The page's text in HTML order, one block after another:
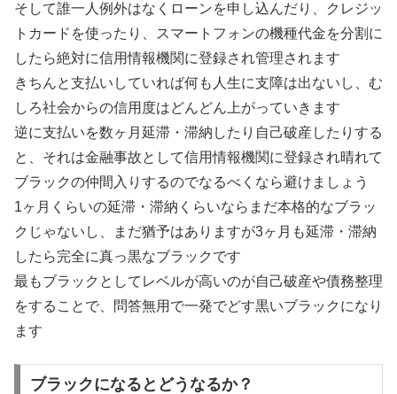
そして誰一人例外はなくローンを申し込んだり、クレジッ
トカードを使ったり、スマートフォンの機種代金を分割に
したら絶対に信用情報機関に登録され管理されます
きちんと支払いしていれば何も人生に支障は出ないし、む
しろ社会からの信用度はどんどん上がっていきます
逆に支払いを数ヶ月延滞・滞納したり自己破産したりする
と、それは金融事故として信用情報機関に登録され晴れて
ブラックの仲間入りするのでなるべくなら避けましょう
1ヶ月くらいの延滞・滞納くらいならまだ本格的なブラッ
クじゃないし、まだ猶予はありますが3ヶ月も延滞・滞納
したら完全に真っ黒なブラックです
最もブラックとしてレベルが高いのが自己破産や債務整理
をすることで、問答無用で一発でどす黒いブラックになり
ます
ブラックになるとどうなるか？